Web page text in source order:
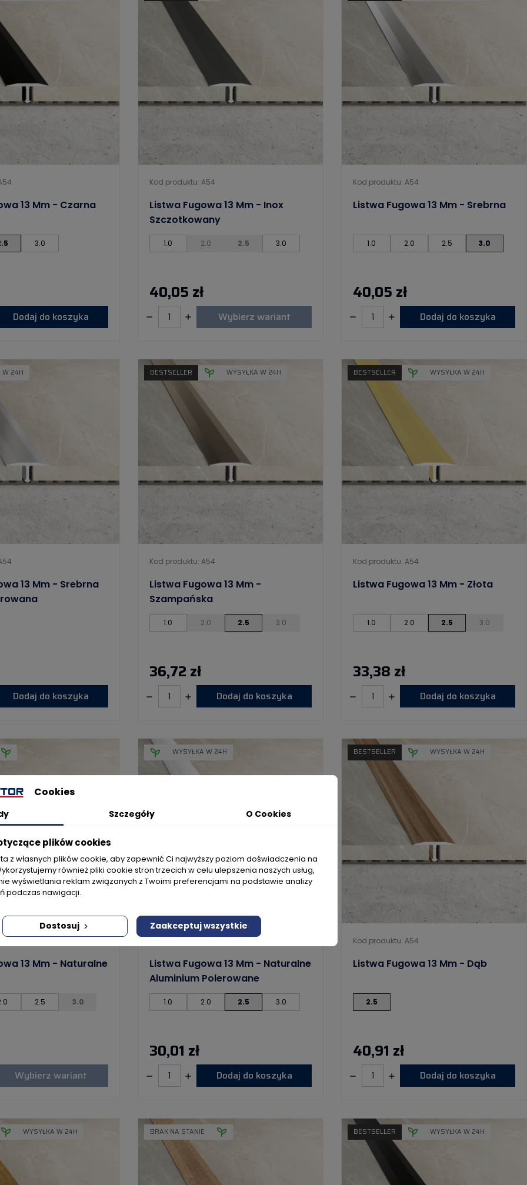
13 Mm - Czarna
3.0
Dodaj do koszyka
Kod produktu: A54
Listwa Fugowa 13 Mm - Inox
Szczotkowany
1.0 2.0 2.5 3.0
40,05 zł
Wybierz wariant
Kod produktu: A54
Listwa Fugowa 13 Mm - Srebrna
1.0 2.0 2.5 3.0
40,05 zł
Dodaj do koszyka
13 Mm - Srebrna
Dodaj do koszyka
W 24H
Kod produktu: A54
Listwa Fugowa 13 Mm -
Szampańska
1.0 2.0 2.5 3.0
36,72 zł
Dodaj do koszyka
BESTSELLER WYSYŁKA W 24H
Kod produktu: A54
Listwa Fugowa 13 Mm - Złota
1.0 2.0 2.5 3.0
33,38 zł
Dodaj do koszyka
BESTSELLER WYSYŁKA W 24H
13 Mm - Naturalne
2.5 3.0
Wybierz wariant
Listwa Fugowa 13 Mm - Naturalne
Aluminium Polerowane
1.0 2.0 2.5 3.0
30,01 zł
Dodaj do koszyka
WYSYŁKA W 24H
Kod produktu: A54
Listwa Fugowa 13 Mm - Dąb
2.5
40,91 zł
Dodaj do koszyka
BESTSELLER WYSYŁKA W 24H
WYSYŁKA W 24H BRAK NA STANIE BESTSELLER WYSYŁKA W 24H
Cookies
Szczegóły O Cookies
plików cookies
z własnych plików cookie, aby zapewnić Ci najwyższy poziom doświadczenia na
również pliki cookie stron trzecich w celu ulepszenia naszych usług,
wyświetlania reklam związanych z Twoimi preferencjami na podstawie analizy
podczas nawigacji.
Dostosuj Zaakceptuj wszystkie